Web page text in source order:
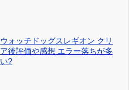
ウォッチドッグスレギオン クリ
ア後評価や感想 エラー落ちが多
い?